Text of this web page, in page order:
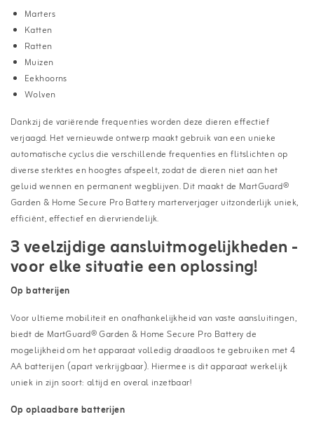
Marters
Katten
Ratten
Muizen
Eekhoorns
Wolven
Dankzij de variërende frequenties worden deze dieren effectief
verjaagd. Het vernieuwde ontwerp maakt gebruik van een unieke
automatische cyclus die verschillende frequenties en flitslichten op
diverse sterktes en hoogtes afspeelt, zodat de dieren niet aan het
geluid wennen en permanent wegblijven. Dit maakt de MartGuard®
Garden & Home Secure Pro Battery marterverjager uitzonderlijk uniek,
efficiënt, effectief en diervriendelijk.
3 veelzijdige aansluitmogelijkheden -
voor elke situatie een oplossing!
Op batterijen
Voor ultieme mobiliteit en onafhankelijkheid van vaste aansluitingen,
biedt de MartGuard® Garden & Home Secure Pro Battery de
mogelijkheid om het apparaat volledig draadloos te gebruiken met 4
AA batterijen (apart verkrijgbaar). Hiermee is dit apparaat werkelijk
uniek in zijn soort: altijd en overal inzetbaar!
Op oplaadbare batterijen